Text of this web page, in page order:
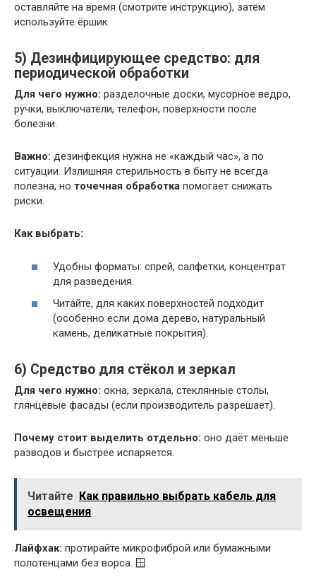
оставляйте на время (смотрите инструкцию), затем
используйте ёршик.
5) Дезинфицирующее средство: для
периодической обработки
Для чего нужно: разделочные доски, мусорное ведро,
ручки, выключатели, телефон, поверхности после
болезни.
Важно: дезинфекция нужна не «каждый час», а по
ситуации. Излишняя стерильность в быту не всегда
полезна, но точечная обработка помогает снижать
риски.
Как выбрать:
Удобны форматы: спрей, салфетки, концентрат
для разведения.
Читайте, для каких поверхностей подходит
(особенно если дома дерево, натуральный
камень, деликатные покрытия).
6) Средство для стёкол и зеркал
Для чего нужно: окна, зеркала, стеклянные столы,
глянцевые фасады (если производитель разрешает).
Почему стоит выделить отдельно: оно даёт меньше
разводов и быстрее испаряется.
Читайте
Как правильно выбрать кабель для
освещения
Лайфхак: протирайте микрофиброй или бумажными
полотенцами без ворса. 🪟